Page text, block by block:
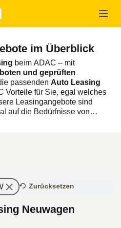
im Überblick
beim ADAC – mit
und geprüften
passenden Auto Leasing
Vorteile für Sie, egal welches
auf die Bedürfnisse von
Zurücksetzen
Neuwagen